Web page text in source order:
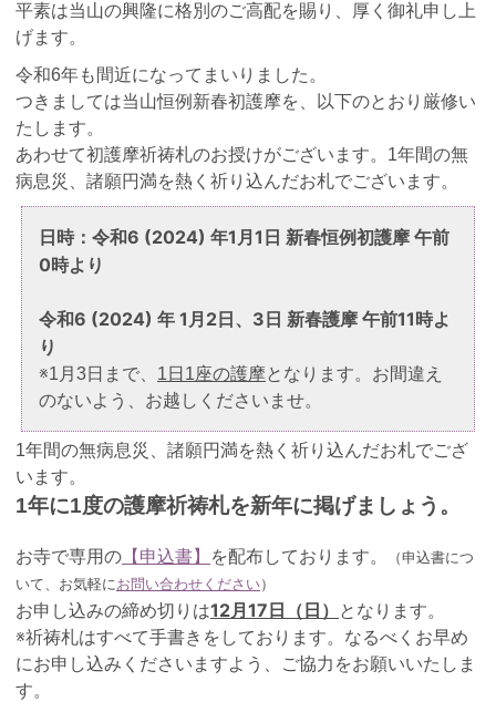
平素は当山の興隆に格別のご高配を賜り、厚く御礼申し上
げます。
令和6年も間近になってまいりました。
つきましては当山恒例新春初護摩を、以下のとおり厳修い
たします。
あわせて初護摩祈祷札のお授けがございます。1年間の無
病息災、諸願円満を熱く祈り込んだお札でございます。
日時：令和6 (2024) 年1月1日 新春恒例初護摩 午前
0時より
令和6 (2024) 年 1月2日、3日 新春護摩 午前11時よ
り
※1月3日まで、 1日1座の護摩となります。お間違え
のないよう、お越しくださいませ。
1年間の無病息災、諸願円満を熱く祈り込んだお札でござ
います。
1年に1度の護摩祈祷札を新年に掲げましょう。
お寺で専用の 【申込書】 を配布しております。
（申込書につ
いて、お気軽にお問い合わせください）
お申し込みの締め切りは12月17日（日）
となります。
※祈祷札はすべて手書きをしております。なるべくお早め
にお申し込みくださいますよう、ご協力をお願いいたしま
す。